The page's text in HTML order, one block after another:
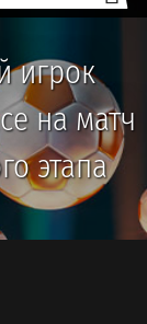
игрок
на матч
этапа